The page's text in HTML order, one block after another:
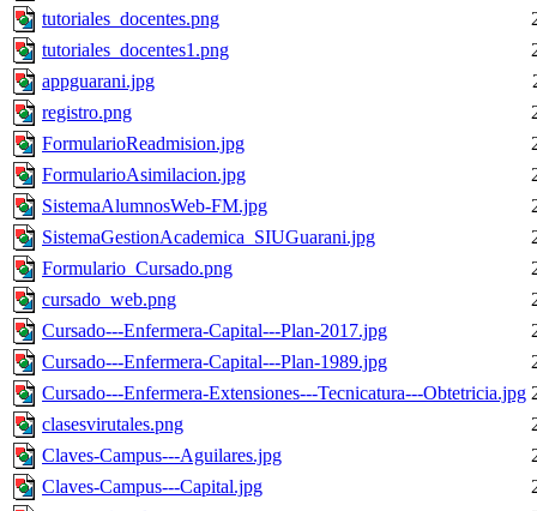
tutoriales_docentes.png
tutoriales_docentes1.png
appguarani.jpg
registro.png
FormularioReadmision.jpg
FormularioAsimilacion.jpg
SistemaAlumnosWeb-FM.jpg
SistemaGestionAcademica_SIUGuarani.jpg
Formulario_Cursado.png
cursado_web.png
Cursado---Enfermera-Capital---Plan-2017.jpg
Cursado---Enfermera-Capital---Plan-1989.jpg
Cursado---Enfermera-Extensiones---Tecnicatura---Obtetricia.jpg
clasesvirutales.png
Claves-Campus---Aguilares.jpg
Claves-Campus---Capital.jpg